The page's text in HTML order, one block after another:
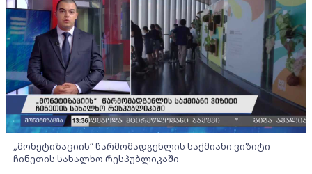
„მონეტიზაციის“ წარმომადგენლის საქმიანი ვიზიტი
ჩინეთის სახალხო რესპუბლიკაში